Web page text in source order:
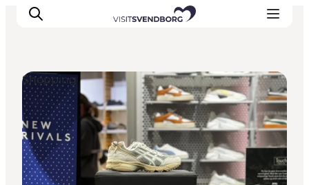
Oplev kultur & natur
Det sker i Svendborg
Spis og drik
handelsbyen Svendborg
Shopping